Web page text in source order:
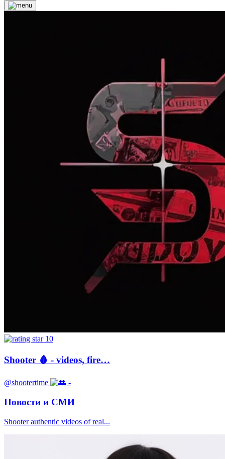
10
Shooter 🩸 - videos, fire…
@shootertime -
Новости и СМИ
Shooter authentic videos of real...